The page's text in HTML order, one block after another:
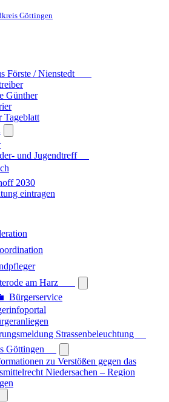
Göttingen
Förste / Nienstedt
Günther
Tageblatt
und Jugendtreff
2030
eintragen
am Harz
Bürgerservice
Strassenbeleuchtung
Göttingen
zu Verstößen gegen das
Niedersachen – Region